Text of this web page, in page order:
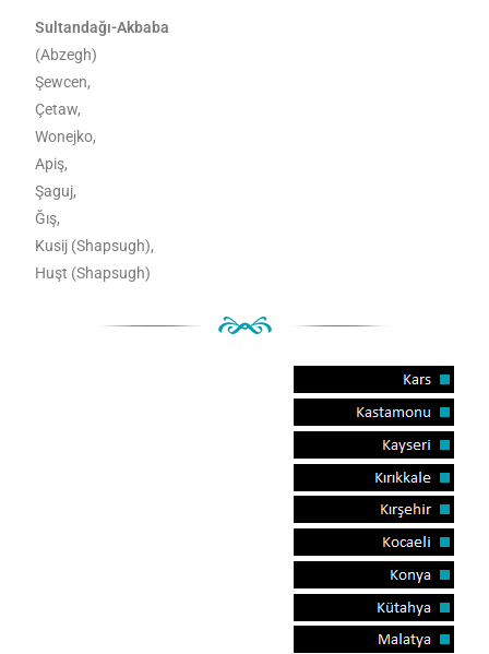
Sultandağı-Akbaba
(Abzegh)
Şewcen,
Çetaw,
Wonejko,
Apiş,
Şaguj,
Ğış,
Kusij (Shapsugh),
Huşt (Shapsugh)